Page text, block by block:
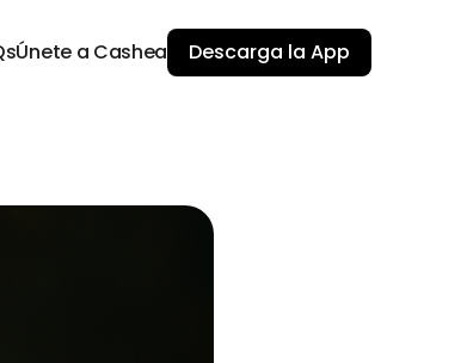
Únete a Cashea Descarga la App